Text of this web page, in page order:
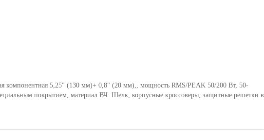
компонентная 5,25" (130 мм)+ 0,8" (20 мм),, мощность RMS/PEAK 50/200 Вт, 50-
покрытием, материал ВЧ: Шелк, корпусные кроссоверы, защитные решетки в